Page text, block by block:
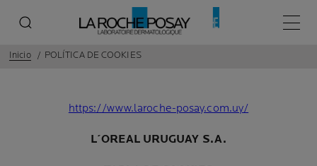
Menú
Inicio POLÍTICA DE COOKIES
https://www.laroche-posay.com.uy/
L´OREAL URUGUAY S.A.